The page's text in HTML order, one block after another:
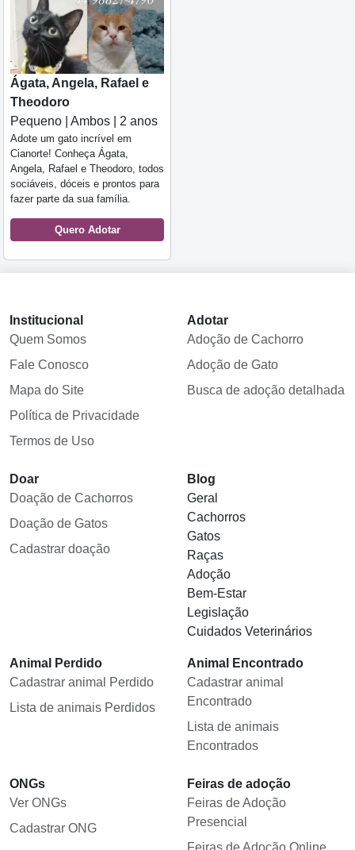
Ágata, Angela, Rafael e
Theodoro
Pequeno | Ambos | 2 anos
Adote um gato incrível em
Cianorte! Conheça Ágata,
Angela, Rafael e Theodoro, todos
sociáveis, dóceis e prontos para
fazer parte da sua família.
Quero Adotar
Institucional
Quem Somos
Fale Conosco
Mapa do Site
Política de Privacidade
Termos de Uso
Adotar
Adoção de Cachorro
Adoção de Gato
Busca de adoção detalhada
Doar
Doação de Cachorros
Doação de Gatos
Cadastrar doação
Blog
Geral
Cachorros
Gatos
Raças
Adoção
Bem-Estar
Legislação
Cuidados Veterinários
Animal Perdido
Cadastrar animal Perdido
Lista de animais Perdidos
Animal Encontrado
Cadastrar animal
Encontrado
Lista de animais
Encontrados
ONGs
Ver ONGs
Cadastrar ONG
Feiras de adoção
Feiras de Adoção
Presencial
Feiras de Adoção Online